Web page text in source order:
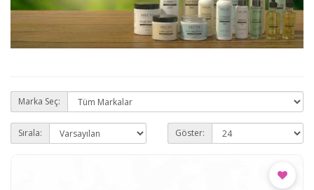
Marka Seç:
Sırala: Göster: